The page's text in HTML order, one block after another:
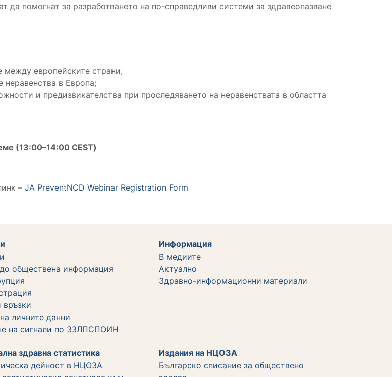
помогнат за разработването на по-справедливи системи за здравеопазване
между европейските страни;
в Европа;
и предизвикателства при проследяването на неравенствата в областта
(13:00–14:00 CEST)
– JA PreventNCD Webinar Registration Form
обществена информация
връзки
личните данни
на сигнали по ЗЗЛПСПОИН
Информация
В медиите
Актуално
Здравно-информационни материали
здравна статистика
дейност в НЦОЗА
Издания на НЦОЗА
Българско списание за обществено